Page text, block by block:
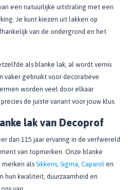
een natuurlijke uitstraling met een
Je kunt kiezen uit lakken op
van de ondergrond en het
als blanke lak, al wordt vernis
vaker gebruikt voor decoratieve
worden veel door elkaar
de juiste variant voor jouw klus.
lak van Decoprof
dan 115 jaar ervaring in de verfwereld
van topmerken. Onze blanke
merken als Sikkens, Sigma, Caparol en
hun kwaliteit, duurzaamheid en